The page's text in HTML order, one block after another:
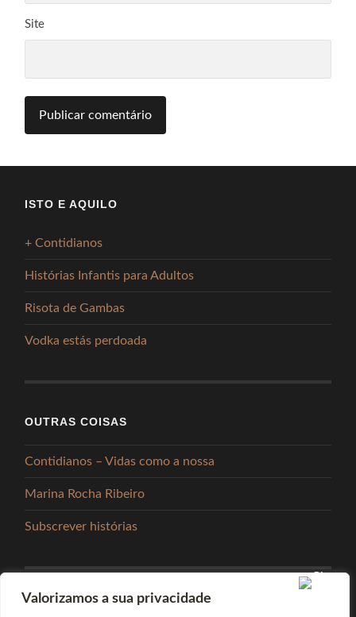
Valorizamos a sua privacidade
Site
ISTO E AQUILO
+ Contidianos
Histórias Infantis para Adultos
Risota de Gambas
Vodka estás perdoada
OUTRAS COISAS
Contidianos – Vidas como a nossa
Marina Rocha Ribeiro
Subscrever histórias